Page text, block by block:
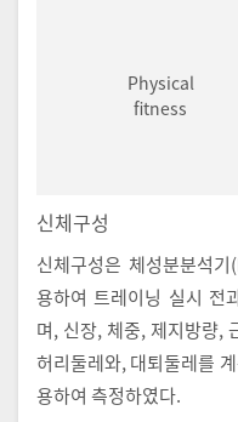
Physical
fitness
신체구성
신체구성은 체성분분석
용하여 트레이닝 실시 전
며, 신장, 체중, 제지방량,
허리둘레와, 대퇴둘레를
용하여 측정하였다.